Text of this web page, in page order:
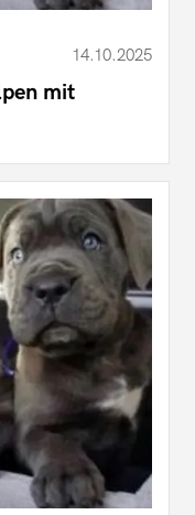
14.10.2025
mit